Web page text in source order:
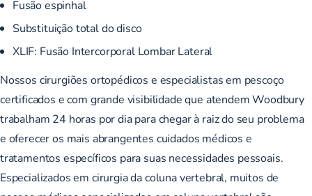
Fusão espinhal
Substituição total do disco
XLIF: Fusão Intercorporal Lombar Lateral
Nossos cirurgiões ortopédicos e especialistas em pescoço
certificados e com grande visibilidade que atendem Woodbury
trabalham 24 horas por dia para chegar à raiz do seu problema
e oferecer os mais abrangentes cuidados médicos e
tratamentos específicos para suas necessidades pessoais.
Especializados em cirurgia da coluna vertebral, muitos de